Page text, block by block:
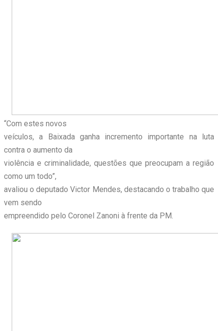
“Com estes novos
veículos, a Baixada ganha incremento importante na luta
contra o aumento da
violência e criminalidade, questões que preocupam a região
como um todo”,
avaliou o deputado Victor Mendes, destacando o trabalho que
vem sendo
empreendido pelo Coronel Zanoni à frente da PM.